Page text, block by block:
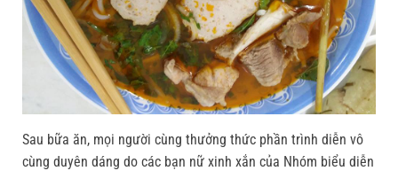
Sau bữa ăn, mọi người cùng thưởng thức phần trình diễn vô
cùng duyên dáng do các bạn nữ xinh xắn của Nhóm biểu diễn